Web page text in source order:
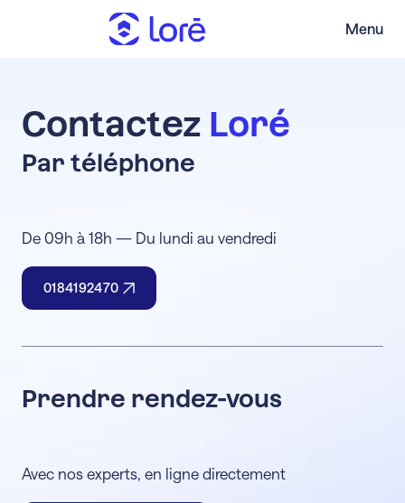
Menu
Contactez Loré
Par téléphone
De 09h à 18h — Du lundi au vendredi
0184192470
Prendre rendez-vous
Avec nos experts, en ligne directement